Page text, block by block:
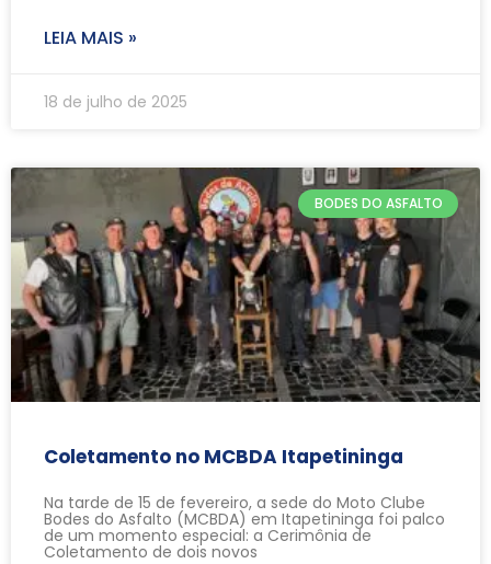
LEIA MAIS »
18 de julho de 2025
BODES DO ASFALTO
Coletamento no MCBDA Itapetininga
Na tarde de 15 de fevereiro, a sede do Moto Clube
Bodes do Asfalto (MCBDA) em Itapetininga foi palco
de um momento especial: a Cerimônia de
Coletamento de dois novos